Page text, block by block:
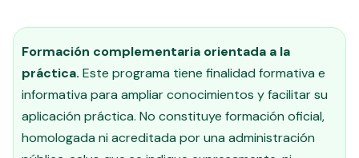
Formación complementaria orientada a la
práctica. Este programa tiene finalidad formativa e
informativa para ampliar conocimientos y facilitar su
aplicación práctica. No constituye formación oficial,
homologada ni acreditada por una administración